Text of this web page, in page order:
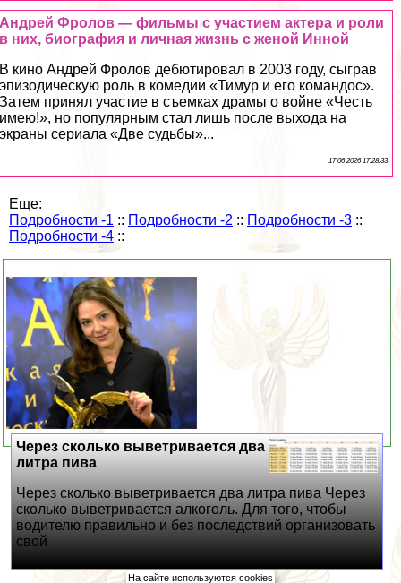
Андрей Фролов — фильмы с участием актера и роли
в них, биография и личная жизнь с женой Инной
В кино Андрей Фролов дебютировал в 2003 году, сыграв
эпизодическую роль в комедии «Тимур и его комaндос».
Затем принял участие в съемках драмы о войне «Честь
имею!», но популярным стал лишь после выхода на
экраны сериала «Две судьбы»...
17 06 2026 17:28:33
Еще:
Подробности -1 :: Подробности -2 :: Подробности -3 ::
Подробности -4 ::
Через сколько выветривается два
литра пива
Через сколько выветривается два литра пива Через
сколько выветривается алкоголь. Для того, чтобы
водителю правильно и без последствий организовать
свой
На сайте используются cookies